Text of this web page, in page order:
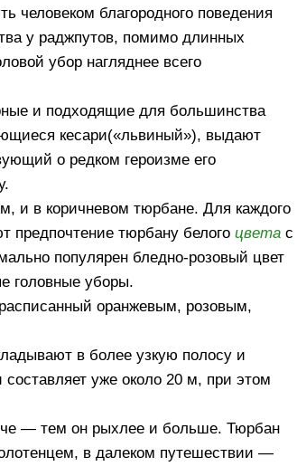
человеком благородного поведения
у раджпутов, помимо длинных
убор нагляднее всего
и подходящие для большинства
кесари(«львиный»), выдают
о редком героизме его
и в коричневом тюрбане. Для каждого
предпочтение тюрбану белогоцвета с
популярен бледно-розовый цвет
головные уборы.
оранжевым, розовым,
в более узкую полосу и
уже около 20 м, при этом
— тем он рыхлее и больше. Тюрбан
в далеком путешествии —